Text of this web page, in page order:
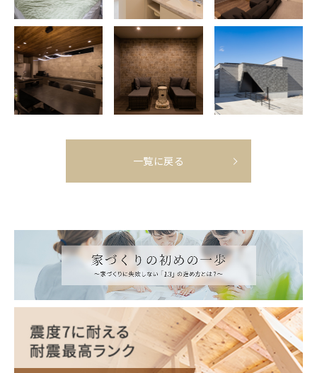
一覧に戻る